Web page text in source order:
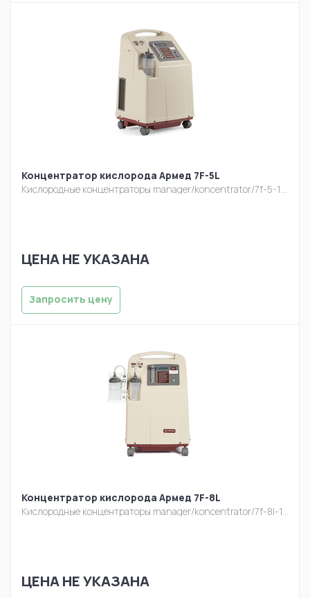
Концентратор кислорода Армед 7F-5L
Кислородные концентраторы manager/koncentrator/7f-5-1-1.jpg
ЦЕНА НЕ УКАЗАНА
Запросить цену
Концентратор кислорода Армед 7F-8L
Кислородные концентраторы manager/koncentrator/7f-8l-1.jpg
ЦЕНА НЕ УКАЗАНА